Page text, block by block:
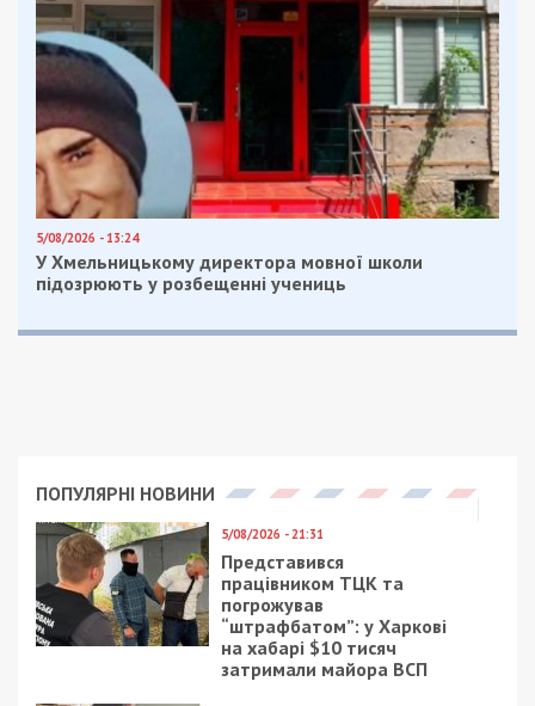
Тонконогого, главы профсоюза автомобилистов
Днепра, на маршруты вышли более 70%
автобусов. Почти везде убрали фуры, которые
заграждали путь.
Маршрутки наконец-то начали добираться до
отдаленных районов города: Западный,
Авиаторское, Сухачевка, Мирный, Краснополье.